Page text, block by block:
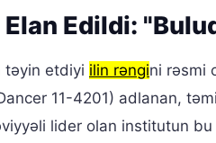
Elan Edildi:
təyin etdiyi ilin rəngini rəsmi
11-4201) adlanan,
lider olan institutun bu